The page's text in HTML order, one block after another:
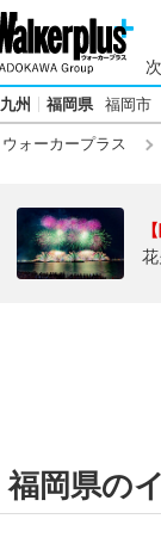
九州 福岡県 福岡市
ウォーカープラス
福岡県の